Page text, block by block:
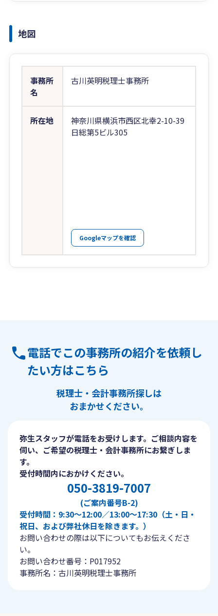
地図
事務所
名
古川英明税理士事務所
所在地
神奈川県横浜市西区北幸2-10-39
日総第5ビル305
Googleマップを確認
電話でこの事務所の紹介を依頼し
たい方はこちら
税理士・会計事務所探しは
おまかせください。
弥生スタッフが電話をお受けします。ご相談内容を
伺い、ご希望の税理士・会計事務所にお繋ぎしま
す。
受付時間内におかけください。
050-3819-7007
(ご案内番号B-2)
受付時間：9:30〜12:00／13:00〜17:30（土・日・
祝日、および弊社休日を除きます。）
お問い合わせの際は以下についてもお伝えくださ
い。
お問い合わせ番号：P017952
事務所名：古川英明税理士事務所